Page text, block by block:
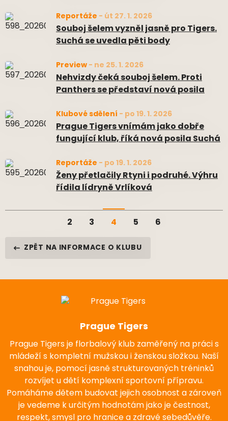
Reportáže - út 27. 1. 2026
Souboj šelem vyzněl jasně pro Tigers.
Suchá se uvedla pěti body
Preview- ne 25. 1. 2026
Nehvizdy čeká souboj šelem. Proti
Panthers se představí nová posila
Klubové sdělení - po 19. 1. 2026
Prague Tigers vnímám jako dobře
fungující klub, říká nová posila Suchá
Reportáže - po 19. 1. 2026
Ženy přetlačily Rtyni i podruhé. Výhru
řídila lídryně Vrlíková
2 3 4 5 6
ZPĚT NA INFORMACE O KLUBU
Prague Tigers
Prague Tigers je florbalový klub zaměřený na práci s
mládeží s kompletní mužskou i ženskou složkou. Naší
snahou je, pomocí jasně strukturovaných tréninků
rozvíjet u dětí komplexní sportovní přípravu.
Pomáháme dětem budovat jejich osobnost a zároveň
je vedeme k určitým hodnotám jako je čestnost,
respekt, smysl pro hranice a zdravé sebedůvěře.